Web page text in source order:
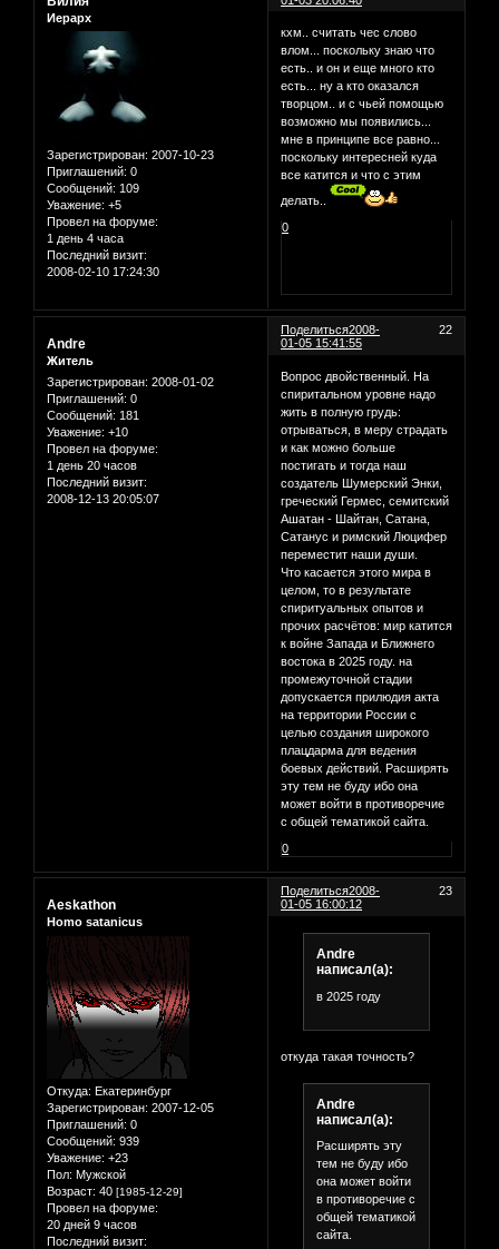
Иерарх
Зарегистрирован: 2007-10-23
Приглашений: 0
Сообщений: 109
Уважение: +5
Провел на форуме:
1 день 4 часа
Последний визит:
2008-02-10 17:24:30
кхм.. считать чес слово
влом... поскольку знаю что
есть.. и он и еще много кто
есть... ну а кто оказался
творцом.. и с чьей помощью
возможно мы появились...
мне в принципе все равно...
поскольку интересней куда
все катится и что с этим
делать..
0
Поделиться 22
2008-
01-05 15:41:55
Andre
Житель
Зарегистрирован: 2008-01-02
Приглашений: 0
Сообщений: 181
Уважение: +10
Провел на форуме:
1 день 20 часов
Последний визит:
2008-12-13 20:05:07
Вопрос двойственный. На
спиритальном уровне надо
жить в полную грудь:
отрываться, в меру страдать
и как можно больше
постигать и тогда наш
создатель Шумерский Энки,
греческий Гермес, семитский
Ашатан - Шайтан, Сатана,
Сатанус и римский Люцифер
переместит наши души.
Что касается этого мира в
целом, то в результате
спиритуальных опытов и
прочих расчётов: мир катится
к войне Запада и Ближнего
востока в 2025 году. на
промежуточной стадии
допускается прилюдия акта
на территории России с
целью создания широкого
плацдарма для ведения
боевых действий. Расширять
эту тем не буду ибо она
может войти в противоречие
с общей тематикой сайта.
0
Поделиться 23
2008-
01-05 16:00:12
Aeskathon
Homo satanicus
Откуда: Екатеринбург
Зарегистрирован: 2007-12-05
Приглашений: 0
Сообщений: 939
Уважение: +23
Пол: Мужской
Возраст: 40 [1985-12-29]
Провел на форуме:
20 дней 9 часов
Последний визит:
Andre
написал(а):
в 2025 году
откуда такая точность?
Andre
написал(а):
Расширять эту
тем не буду ибо
она может войти
в противоречие с
общей тематикой
сайта.